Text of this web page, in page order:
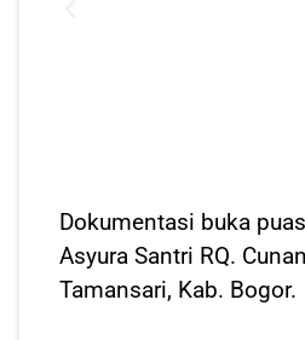
Dokumentasi buka
Asyura Santri RQ.
Tamansari, Kab. Bogor.